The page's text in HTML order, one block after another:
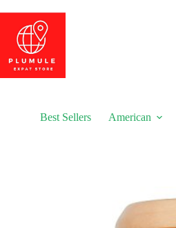
inhoud
Best Sellers American